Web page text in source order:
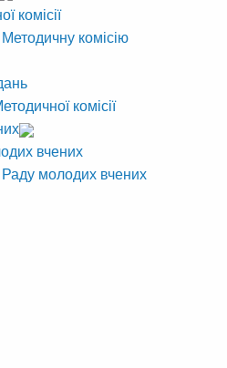
комісії
комісію
комісії
вчених
молодих вчених